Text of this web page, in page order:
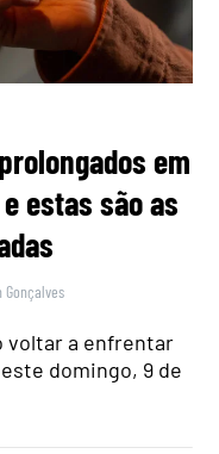
em
estas são as
Gonçalves
voltar a enfrentar
domingo, 9 de